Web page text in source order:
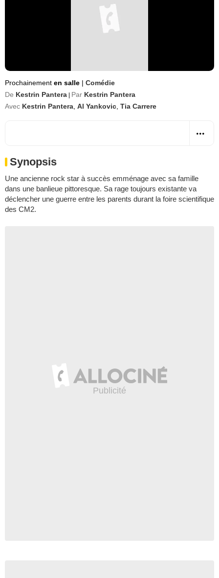
Prochainement en salle | Comédie
De Kestrin Pantera Par Kestrin Pantera
Avec Kestrin Pantera Al Yankovic Tia Carrere
Synopsis
Une ancienne rock star à succès emménage avec sa famille
dans une banlieue pittoresque. Sa rage toujours existante va
déclencher une guerre entre les parents durant la foire scientifique
des CM2.